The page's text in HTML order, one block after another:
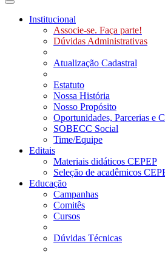
Toggle navigation
Institucional
Associe-se. Faça parte!
Dúvidas Administrativas
Atualização Cadastral
Estatuto
Nossa História
Nosso Propósito
Oportunidades, Parcerias e
SOBECC Social
Time/Equipe
Editais
Materiais didáticos CEPEP
Seleção de acadêmicos
Educação
Campanhas
Comitês
Cursos
Dúvidas Técnicas